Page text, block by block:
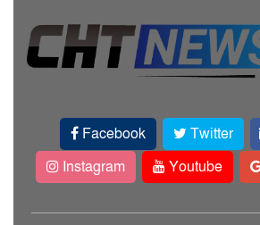
Facebook Twitter
Instagram
Youtube